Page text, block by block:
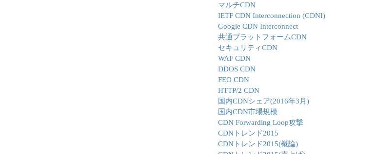
マルチCDN
IETF CDN Interconnection (CDNI)
Google CDN Interconnect
共通プラットフォームCDN
セキュリティCDN
WAF CDN
DDOS CDN
FEO CDN
HTTP/2 CDN
国内CDNシェア(2016年3月)
国内CDN市場規模
CDN Forwarding Loop攻撃
CDNトレンド2015
CDNトレンド2015(概論)